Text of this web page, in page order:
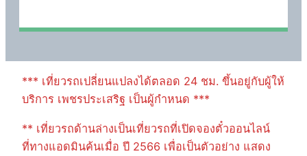
*** เที่ยวรถเปลี่ยนแปลงได้ตลอด 24 ชม. ขึ้นอยู่กับผู้ให้
บริการ เพชรประเสริฐ เป็นผู้กำหนด ***
** เที่ยวรถด้านล่างเป็นเที่ยวรถที่เปิดจองตั๋วออนไลน์
ที่ทางแอดมินค้นเมื่อ ปี 2566 เพื่อเป็นตัวอย่าง แสดง